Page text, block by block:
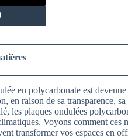
en polycarbonate est
en raison de sa transparence,
les plaques ondulées
Voyons comment
transformer vos espaces en